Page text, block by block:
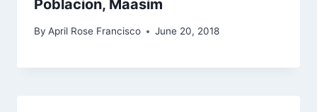
Poblacion, Maasim
By April Rose Francisco June 20, 2018